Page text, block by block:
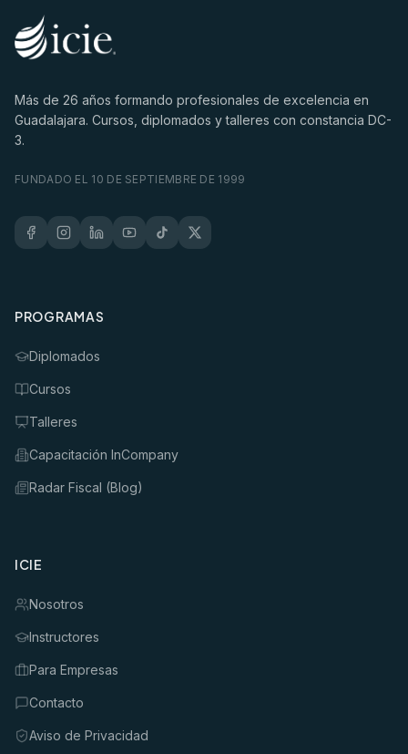
Más de 26 años formando profesionales de excelencia en
Guadalajara. Cursos, diplomados y talleres con constancia DC-
3.
FUNDADO EL 10 DE SEPTIEMBRE DE 1999
PROGRAMAS
Diplomados
Cursos
Talleres
Capacitación InCompany
Radar Fiscal (Blog)
ICIE
Nosotros
Instructores
Para Empresas
Contacto
Aviso de Privacidad